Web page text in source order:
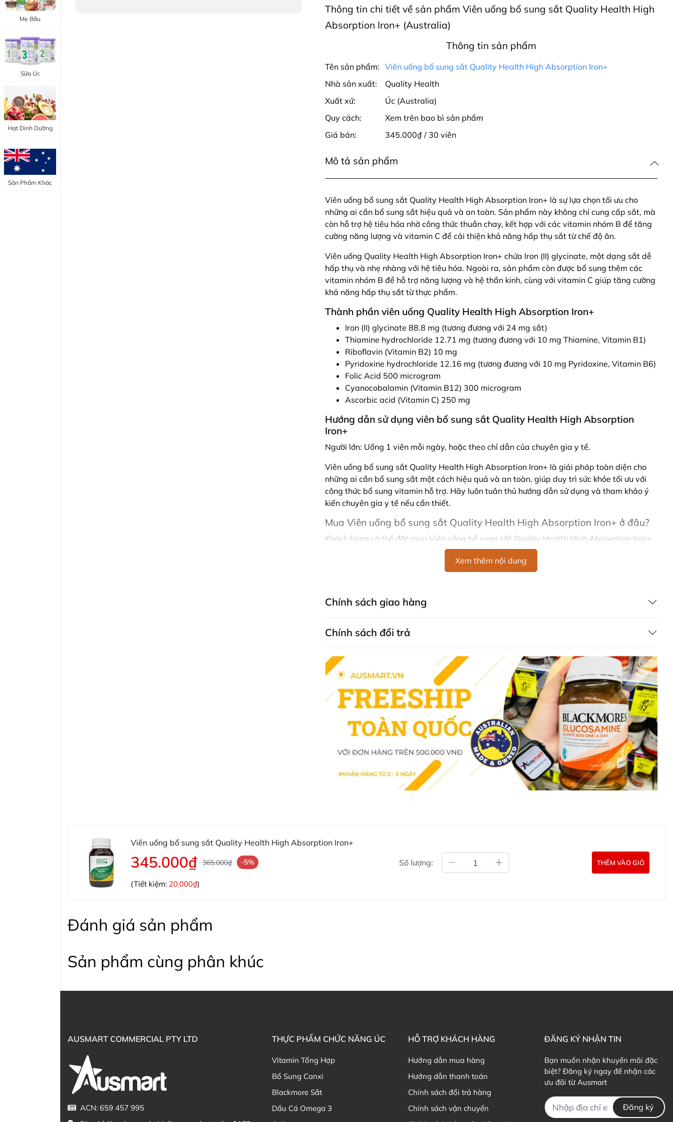
Mẹ Bầu
Sữa Úc
Hạt Dinh Dưỡng
Sản Phẩm Khác
Thông tin chi tiết về sản phẩm Viên uống bổ sung sắt Quality Health High
Absorption Iron+ (Australia)
Thông tin sản phẩm
Tên sản phẩm: Viên uống bổ sung sắt Quality Health High Absorption Iron+
Nhà sản xuất:
Quality Health
Xuất xứ:
Úc (Australia)
Quy cách:
Xem trên bao bì sản phẩm
Giá bán:
345.000₫ / 30 viên
Mô tả sản phẩm
Viên uống bổ sung sắt Quality Health High Absorption Iron+ là sự lựa chọn tối ưu cho
những ai cần bổ sung sắt hiệu quả và an toàn. Sản phẩm này không chỉ cung cấp sắt, mà
còn hỗ trợ hệ tiêu hóa nhờ công thức thuần chay, kết hợp với các vitamin nhóm B để tăng
cường năng lượng và vitamin C để cải thiện khả năng hấp thụ sắt từ chế độ ăn.
Viên uống Quality Health High Absorption Iron+ chứa Iron (II) glycinate, một dạng sắt dễ
hấp thụ và nhẹ nhàng với hệ tiêu hóa. Ngoài ra, sản phẩm còn được bổ sung thêm các
vitamin nhóm B để hỗ trợ năng lượng và hệ thần kinh, cùng với vitamin C giúp tăng cường
khả năng hấp thụ sắt từ thực phẩm.
Thành phần viên uống Quality Health High Absorption Iron+
Iron (II) glycinate 88.8 mg (tương đương với 24 mg sắt)
Thiamine hydrochloride 12.71 mg (tương đương với 10 mg Thiamine, Vitamin B1)
Riboflavin (Vitamin B2) 10 mg
Pyridoxine hydrochloride 12.16 mg (tương đương với 10 mg Pyridoxine, Vitamin B6)
Folic Acid 500 microgram
Cyanocobalamin (Vitamin B12) 300 microgram
Ascorbic acid (Vitamin C) 250 mg
Hướng dẫn sử dụng viên bổ sung sắt Quality Health High Absorption
Iron+
Người lớn: Uống 1 viên mỗi ngày, hoặc theo chỉ dẫn của chuyên gia y tế.
Viên uống bổ sung sắt Quality Health High Absorption Iron+ là giải pháp toàn diện cho
những ai cần bổ sung sắt một cách hiệu quả và an toàn, giúp duy trì sức khỏe tối ưu với
công thức bổ sung vitamin hỗ trợ. Hãy luôn tuân thủ hướng dẫn sử dụng và tham khảo ý
kiến chuyên gia y tế nếu cần thiết.
Mua Viên uống bổ sung sắt Quality Health High Absorption Iron+ ở đâu?
Khách hàng có thể đặt mua Viên uống bổ sung sắt Quality Health High Absorption Iron+
trực tiếp trên website hoặc liên hệ với các kênh tư vấn hỗ trợ khách hàng của Ausmart tại:
| Hàng Úc chính hãng
Xem thêm nội dung
Chính sách giao hàng
Chính sách đổi trả
Viên uống bổ sung sắt Quality Health High Absorption Iron+
345.000₫ 365.000₫ -5%
(Tiết kiệm: 20.000₫)
Số lượng: THÊM VÀO GIỎ
Đánh giá sản phẩm
Sản phẩm cùng phân khúc
AUSMART COMMERCIAL PTY LTD
ACN: 659 457 995
THỰC PHẨM CHỨC NĂNG ÚC
Vitamin Tổng Hợp
Bổ Sung Canxi
Blackmore Sắt
Dầu Cá Omega 3
HỖ TRỢ KHÁCH HÀNG
Hướng dẫn mua hàng
Hướng dẫn thanh toán
Chính sách đổi trả hàng
Chính sách vận chuyển
ĐĂNG KÝ NHẬN TIN
Bạn muốn nhận khuyến mãi đặc
biệt? Đăng ký ngay để nhận các
ưu đãi từ Ausmart
Đăng ký